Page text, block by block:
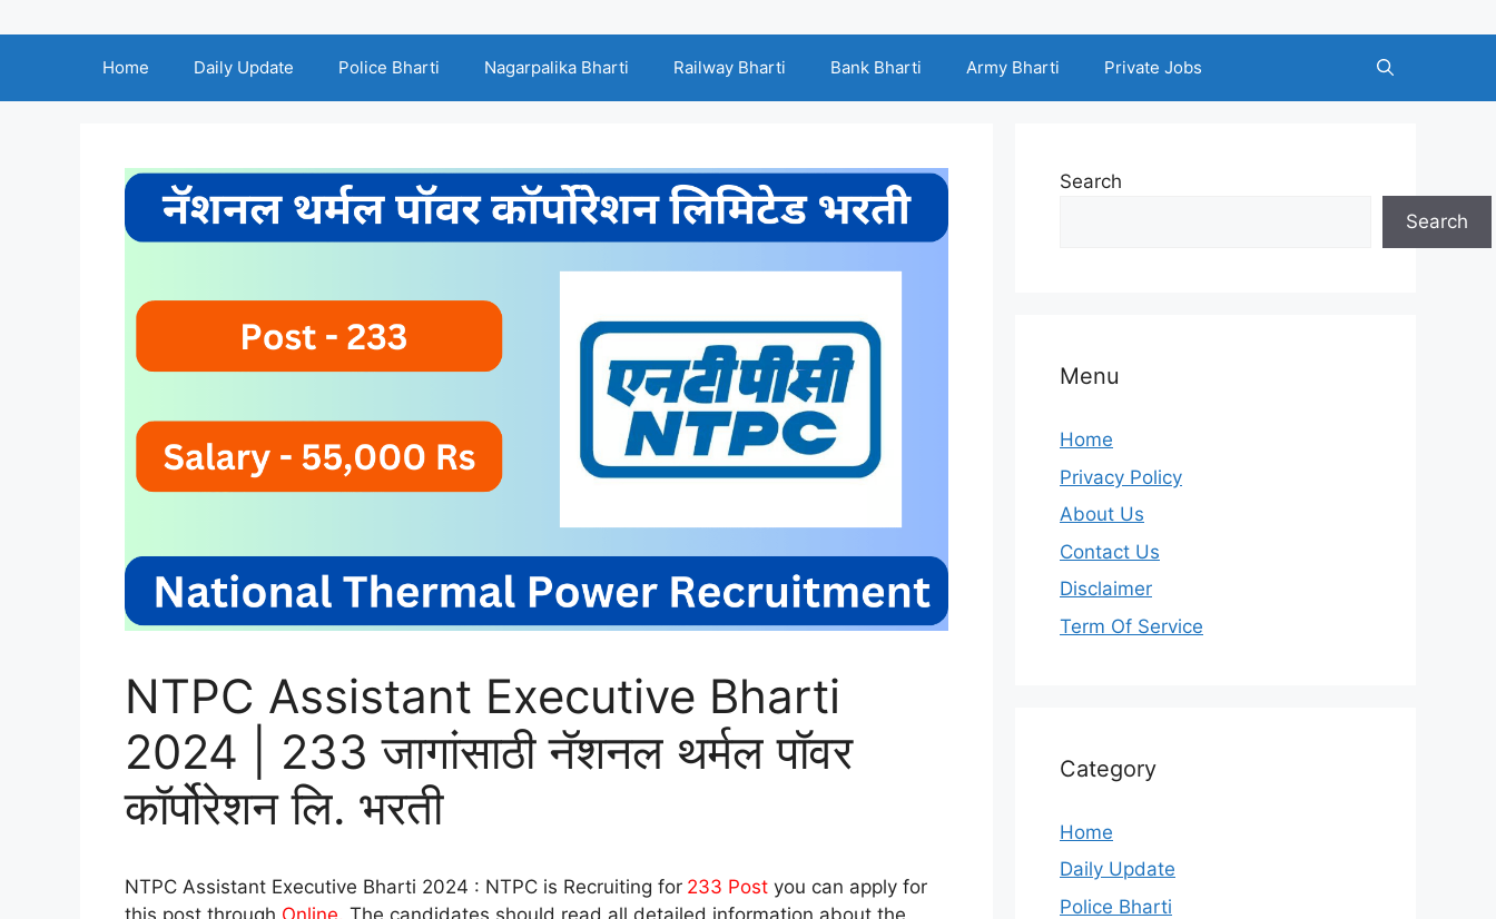
Home Daily Update Police Bharti Nagarpalika Bharti Railway Bharti Bank Bharti Army Bharti Private Jobs
NTPC Assistant Executive Bharti
2024 | 233 जागांसाठी नॅशनल थर्मल पॉवर
कॉर्पोरेशन लि. भरती
NTPC Assistant Executive Bharti 2024 : NTPC is Recruiting for 233 Post you can apply for
Search
Search
Menu
Home
Privacy Policy
About Us
Contact Us
Disclaimer
Term Of Service
Category
Home
Daily Update
Police Bharti